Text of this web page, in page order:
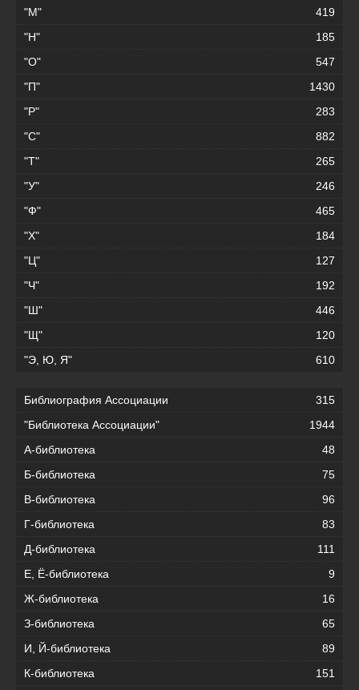
"М"
419
"Н"
185
"О"
547
"П"
1430
"Р"
283
"С"
882
"Т"
265
"У"
246
"Ф"
465
"Х"
184
"Ц"
127
"Ч"
192
"Ш"
446
"Щ"
120
"Э, Ю, Я"
610
Библиография Ассоциации
315
"Библиотека Ассоциации"
1944
А-библиотека
48
Б-библиотека
75
В-библиотека
96
Г-библиотека
83
Д-библиотека
111
Е, Ё-библиотека
9
Ж-библиотека
16
З-библиотека
65
И, Й-библиотека
89
К-библиотека
151